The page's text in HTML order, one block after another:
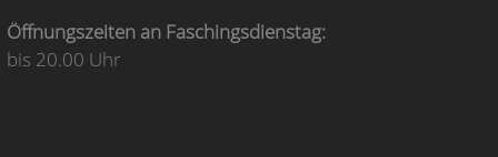
Öffnungszeiten an Faschingsdienstag:
bis 20.00 Uhr